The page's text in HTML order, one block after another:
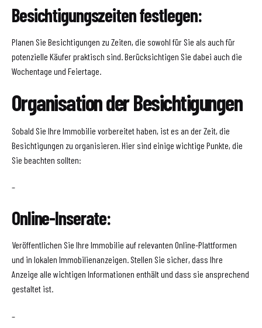
Besichtigungszeiten festlegen:
Planen Sie Besichtigungen zu Zeiten, die sowohl für Sie als auch für
potenzielle Käufer praktisch sind. Berücksichtigen Sie dabei auch die
Wochentage und Feiertage.
Organisation der Besichtigungen
Sobald Sie Ihre Immobilie vorbereitet haben, ist es an der Zeit, die
Besichtigungen zu organisieren. Hier sind einige wichtige Punkte, die
Sie beachten sollten:
–
Online-Inserate:
Veröffentlichen Sie Ihre Immobilie auf relevanten Online-Plattformen
und in lokalen Immobilienanzeigen. Stellen Sie sicher, dass Ihre
Anzeige alle wichtigen Informationen enthält und dass sie ansprechend
gestaltet ist.
–